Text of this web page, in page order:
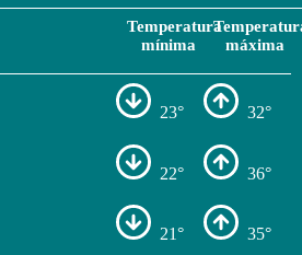
Temperatura
mínima
máxima
23° 32°
22° 36°
21° 35°